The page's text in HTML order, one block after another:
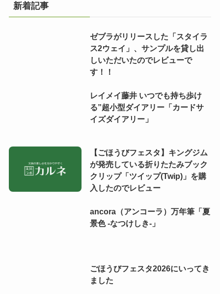
新着記事
ゼブラがリリースした「スタイラ
ス2ウェイ」、サンプルを貸し出
しいただいたのでレビューで
す！！
レイメイ藤井 いつでも持ち歩け
る”超小型ダイアリー「カードサ
イズダイアリー」
【ごほうびフェスタ】キングジム
が発売している折りたたみブック
クリップ「ツイップ(Twip)」を購
入したのでレビュー
ancora（アンコーラ）万年筆「夏
景色 -なつけしき-」
ごほうびフェスタ2026にいってき
ました